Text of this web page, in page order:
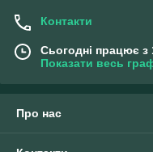
Контакти
Сьогодні працює з
Показати весь
Про нас